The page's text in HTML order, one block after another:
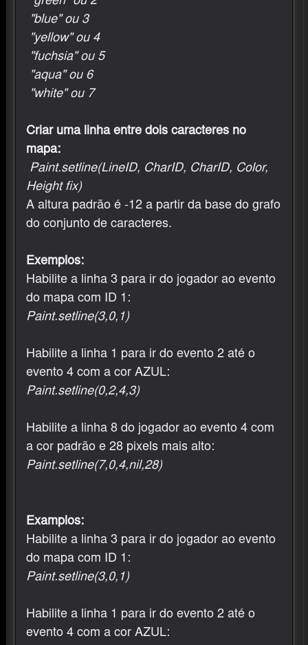
"blue" ou 3
"yellow" ou 4
"fuchsia" ou 5
"aqua" ou 6
"white" ou 7
Criar uma linha entre dois caracteres no
mapa:
Paint.setline(LineID, CharID, CharID, Color,
Height fix)
A altura padrão é -12 a partir da base do grafo
do conjunto de caracteres.
Exemplos:
Habilite a linha 3 para ir do jogador ao evento
do mapa com ID 1:
Paint.setline(3,0,1)
Habilite a linha 1 para ir do evento 2 até o
evento 4 com a cor AZUL:
Paint.setline(0,2,4,3)
Habilite a linha 8 do jogador ao evento 4 com
a cor padrão e 28 pixels mais alto:
Paint.setline(7,0,4,nil,28)
Examplos:
Habilite a linha 3 para ir do jogador ao evento
do mapa com ID 1:
Paint.setline(3,0,1)
Habilite a linha 1 para ir do evento 2 até o
evento 4 com a cor AZUL: